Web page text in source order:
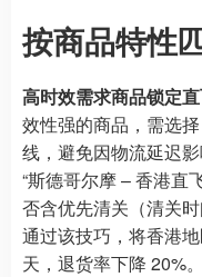
按商品特性
高时效需求商品锁定
效性强的商品，需选
线，避免因物流延迟
“斯德哥尔摩 – 香港直
否含优先清关（清关
通过该技巧，将香港
天，退货率下降 20%。